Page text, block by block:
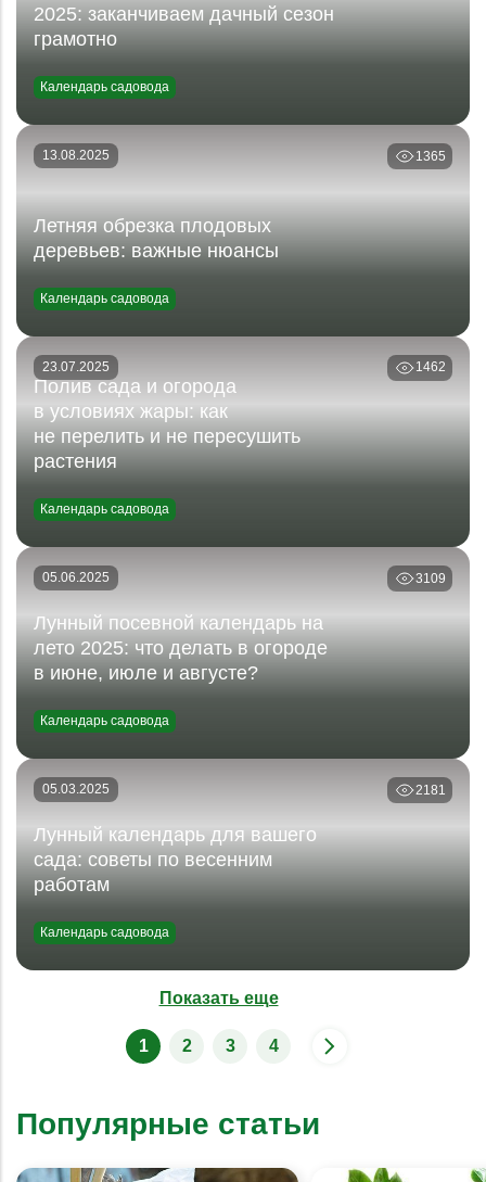
2025: заканчиваем дачный сезон
грамотно
Календарь садовода
13.08.2025
Летняя обрезка плодовых
деревьев: важные нюансы
Календарь садовода
1365
23.07.2025
Полив сада и огорода
в условиях жары: как
не перелить и не пересушить
растения
Календарь садовода
1462
05.06.2025
Лунный посевной календарь на
лето 2025: что делать в огороде
в июне, июле и августе?
Календарь садовода
3109
05.03.2025
Лунный календарь для вашего
сада: советы по весенним
работам
Календарь садовода
2181
Показать еще
1 2 3 4
Популярные статьи